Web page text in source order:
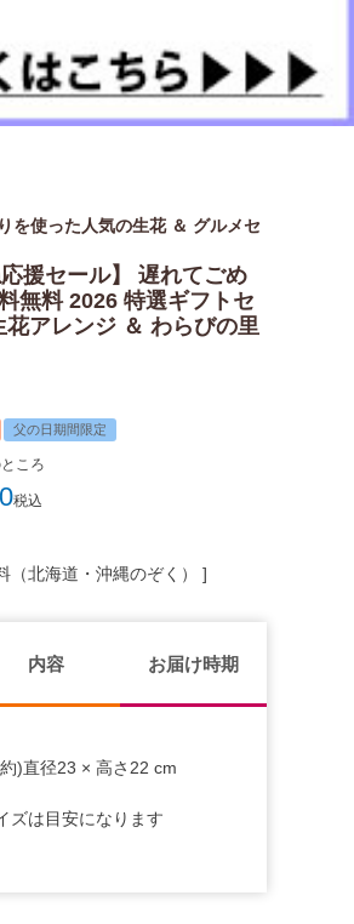
を使った人気の生花 ＆ グルメセ
応援セール】 遅れてごめ
無料 2026 特選ギフトセ
花アレンジ ＆ わらびの里
父の日期間限定
ころ
税込
（北海道・沖縄のぞく）
内容 お届け時期
)直径23 × 高さ22 cm
ズは目安になります